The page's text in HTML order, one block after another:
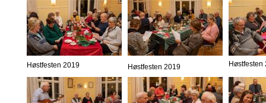
Høstfesten 2019 Høstfesten 2019 Høstfesten